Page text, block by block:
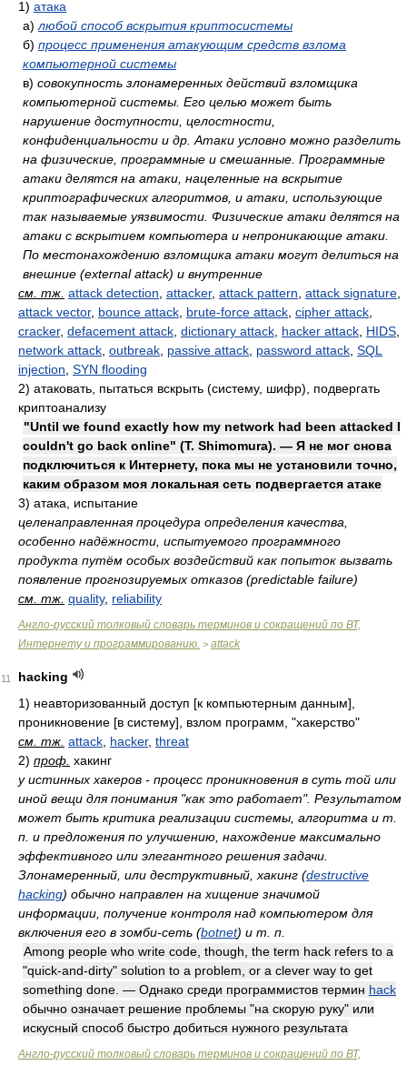
1) атака
а) любой способ вскрытия криптосистемы
б) процесс применения атакующим средств взлома
компьютерной системы
в) совокупность злонамеренных действий взломщика
компьютерной системы. Его целью может быть
нарушение доступности, целостности,
конфиденциальности и др. Атаки условно можно разделить
на физические, программные и смешанные. Программные
атаки делятся на атаки, нацеленные на вскрытие
криптографических алгоритмов, и атаки, использующие
так называемые уязвимости. Физические атаки делятся на
атаки с вскрытием компьютера и непроникающие атаки.
По местонахождению взломщика атаки могут делиться на
внешние (external attack) и внутренние
см. тж. attack detection attacker, attack pattern attack signature
attack vector, bounce attack brute-force attack cipher attack
cracker, defacement attack dictionary attack hacker attack HIDS
network attack outbreak passive attack password attack SQL
injection SYN flooding
2) атаковать, пытаться вскрыть (систему, шифр), подвергать
криптоанализу
"Until we found exactly how my network had been attacked I
couldn't go back online" (Т. Shimomura). — Я не мог снова
подключиться к Интернету, пока мы не установили точно,
каким образом моя локальная сеть подвергается атаке
3) атака, испытание
целенаправленная процедура определения качества,
особенно надёжности, испытуемого программного
продукта путём особых воздействий как попыток вызвать
появление прогнозируемых отказов (predictable failure)
см. тж. quality, reliability
Англо-русский толковый словарь терминов и сокращений по ВТ,
Интернету и программированию. > attack
11
hacking
1) неавторизованный доступ [к компьютерным данным],
проникновение [в систему], взлом программ, "хакерство"
см. тж. attack hacker, threat
2) проф. хакинг
у истинных хакеров - процесс проникновения в суть той или
иной вещи для понимания "как это работает". Результатом
может быть критика реализации системы, алгоритма и т.
п. и предложения по улучшению, нахождение максимально
эффективного или элегантного решения задачи.
Злонамеренный, или деструктивный, хакинг (destructive
hacking) обычно направлен на хищение значимой
информации, получение контроля над компьютером для
включения его в зомби-сеть (botnet) и т. п.
Among people who write code, though, the term hack refers to a
"quick-and-dirty" solution to a problem, or a clever way to get
something done. — Однако среди программистов термин hack
обычно означает решение проблемы "на скорую руку" или
искусный способ быстро добиться нужного результата
Англо-русский толковый словарь терминов и сокращений по ВТ,